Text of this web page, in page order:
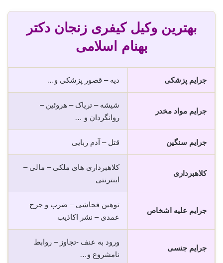
بهترین وکیل کیفری زنجان دکتر
بهنام اسلامی
جرایم پزشکی دیه – قصور پزشکی و…
جرایم مواد مخدر
شیشه – تریاک – هروئین –
روانگردان و …
جرایم سنگین قتل – آدم ربایی
کلاهبرداری
کلاهبرداری های ملکی – مالی –
اینترنتی
جرایم علیه اشخاص
توهین فحاشی – ضرب و جرح
عمدی – نشر اکاذیب
جرایم جنسی
ورود به عنف -تجاوز – روابط
نامشروع و…